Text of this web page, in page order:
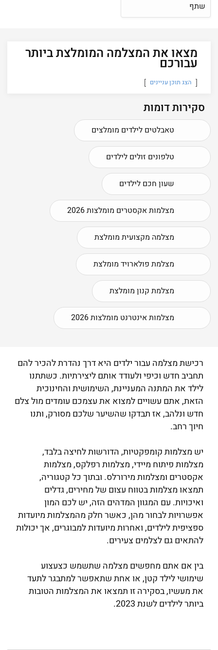
שתף
מצאו את המצלמה המומלצת ביותר
עבורכם
הצג תוכן עניינים
סקירות דומות
טאבלטים לילדים מומלצים
טלפונים זולים לילדים
שעון חכם לילדים
מצלמות אקסטרים מומלצות 2026
מצלמה מקצועית מומלצת
מצלמת פולארויד מומלצת
מצלמת קנון מומלצת
מצלמות אינטרנט מומלצות 2026
רכישת מצלמה עבור ילדים היא דרך נהדרת להכיר להם
תחביב חדש וכיפי ולעודד אותם ליצירתיות. כשתתנו
לילד את המתנה המעניינת, השימושית והחינוכית
הזאת, אתם עשויים למצוא את עצמכם עומדים מול צלם
חדש ונלהב, אז תבדקו שהשיער שלכם מסורק, ותנו
חיוך רחב.
יש מצלמות קומפקטיות, הדורשות לחיצה בלבד,
מצלמות פיתוח מיידי, מצלמות רפלקס, מצלמות
אקסטרים ומצלמות מירורלס. ובתוך כל קטגוריה,
תמצאו מצלמות בטווח עצום של מחירים, גדלים
ואיכויות. עם המגוון המדהים הזה, יש לכם המון
אפשרויות לבחור מהן, כאשר חלק מהמצלמות מיועדות
ספציפית לילדים, ואחרות מיועדות למבוגרים, אך יכולות
להתאים גם לצלמים צעירים.
בין אם אתם מחפשים מצלמה שתשמש כצעצוע
שימושי לילד קטן, או אחת שתאפשר למתבגר לתעד
את מעשיו, בסקירה זו תמצאו את המצלמות הטובות
ביותר לילדים לשנת 2023.